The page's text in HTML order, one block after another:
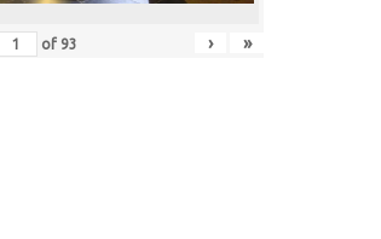
of 93 › »